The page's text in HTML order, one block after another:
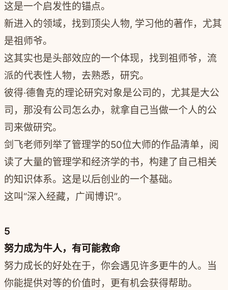
这是一个启发性的锚点。
新进入的领域，找到顶尖人物, 学习他的著作，尤其
是祖师爷。
这其实也是头部效应的一个体现，找到祖师爷，流
派的代表性人物，去熟悉，研究。
彼得·德鲁克的理论研究对象是公司的，尤其是大公
司，那没有公司怎么办，就拿自己当做一个人的公
司来做研究。
剑飞老师列举了管理学的50位大师的作品清单，阅
读了大量的管理学和经济学的书，构建了自己相关
的知识体系。这是以后创业的一个基础。
这叫“深入经藏，广闻博识”。
5
努力成为牛人，有可能救命
努力成长的好处在于，你会遇见许多更牛的人。当
你能提供对等的价值时，更有机会获得帮助。